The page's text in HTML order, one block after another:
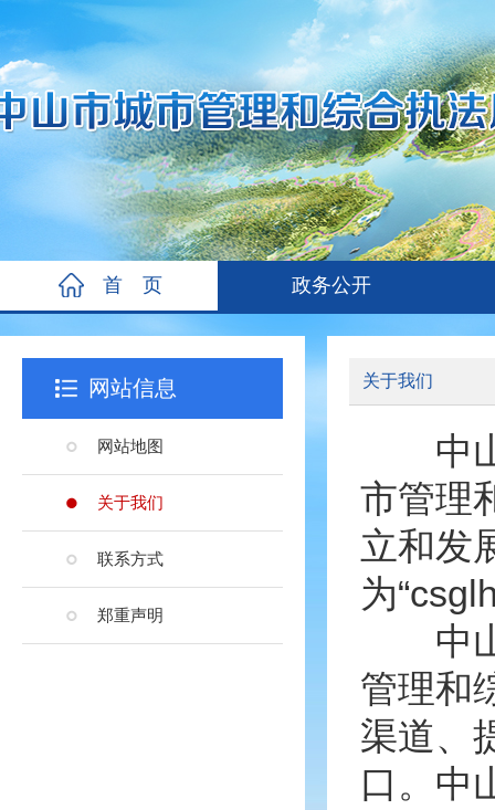
首 页 政务公开
网站信息
网站地图
关于我们
联系方式
郑重声明
关于我们
中山
市管理
立和发
为
中山
管理和
渠道、
口。中